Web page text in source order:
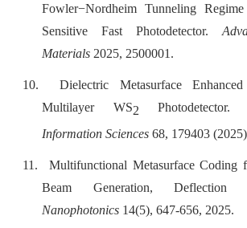
Fowler−Nordheim Tunneling
Sensitive Fast Photodetector.
Materials 2025, 2500001.
10.
Dielectric Metasurface
Multilayer WS2 Photodetector.
Information Sciences 68, 179403
11.
Multifunctional Metasurface Coding
Beam Generation, Deflection
Nanophotonics 14(5), 647-656, 2025.